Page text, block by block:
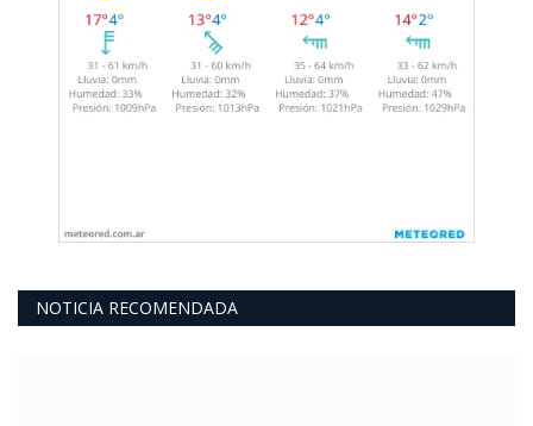
NOTICIA RECOMENDADA